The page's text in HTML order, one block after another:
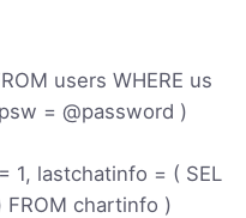
users WHERE us
= @password )
1, lastchatinfo = ( SEL
FROM chartinfo )